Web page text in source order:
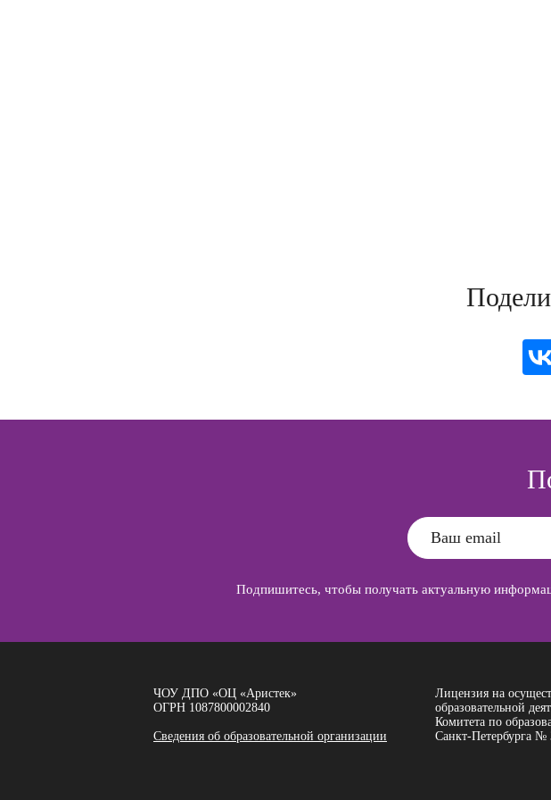
Подпишитесь, чтобы получать актуальную
ЧОУ ДПО «ОЦ «Аристек»
ОГРН 1087800002840
Сведения об образовательной организации
Лицензия на
образовательной
Комитета по
Санкт-Петербурга №